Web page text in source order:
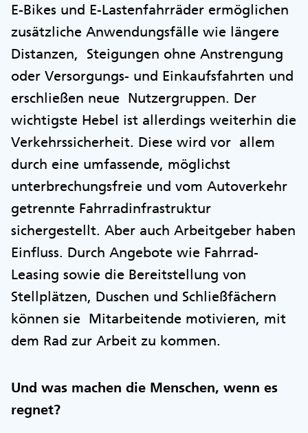
E-Bikes und E-Lastenfahrräder ermöglichen
zusätzliche Anwendungsfälle wie längere
Distanzen, Steigungen ohne Anstrengung
oder Versorgungs- und Einkaufsfahrten und
erschließen neue Nutzergruppen. Der
wichtigste Hebel ist allerdings weiterhin die
Verkehrssicherheit. Diese wird vor allem
durch eine umfassende, möglichst
unterbrechungsfreie und vom Autoverkehr
getrennte Fahrradinfrastruktur
sichergestellt. Aber auch Arbeitgeber haben
Einfluss. Durch Angebote wie Fahrrad-
Leasing sowie die Bereitstellung von
Stellplätzen, Duschen und Schließfächern
können sie Mitarbeitende motivieren, mit
dem Rad zur Arbeit zu kommen.
Und was machen die Menschen, wenn es
regnet?